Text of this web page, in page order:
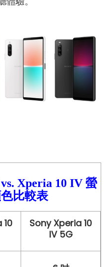
Xperia 10 IV 螢
比較表
Sony Xperia 10
IV 5G